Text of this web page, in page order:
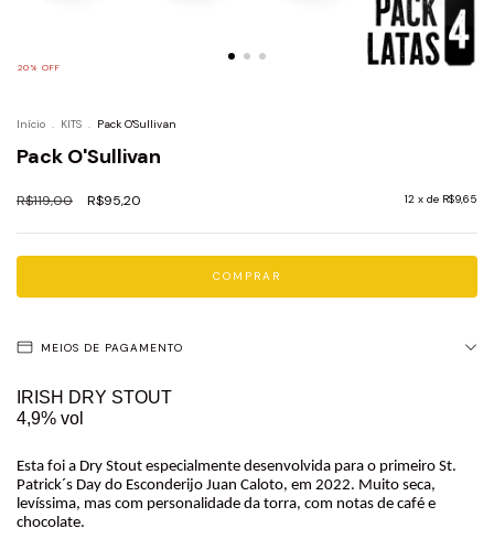
20 % OFF
Início . KITS . Pack O'Sullivan
Pack O'Sullivan
R$119,00 R$95,20 12 x de R$9,65
MEIOS DE PAGAMENTO
IRISH DRY STOUT
4,9% vol
Esta foi a Dry Stout especialmente desenvolvida para o primeiro St.
Patrick´s Day do Esconderijo Juan Caloto, em 2022. Muito seca,
levíssima, mas com personalidade da torra, com notas de café e
chocolate.